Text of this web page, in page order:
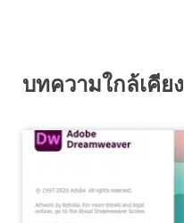
บทความใกล้เคียง